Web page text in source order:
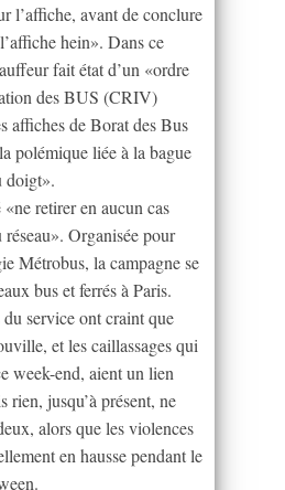
l’affiche, avant de conclure
hein». Dans ce
fait état d’un «ordre
des BUS (CRIV)
affiches de Borat des Bus
polémique liée à la bague
doigt».
retirer en aucun cas
réseau». Organisée pour
Métrobus, la campagne se
bus et ferrés à Paris.
service ont craint que
et les caillassages qui
week-end, aient un lien
rien, jusqu’à présent, ne
alors que les violences
en hausse pendant le